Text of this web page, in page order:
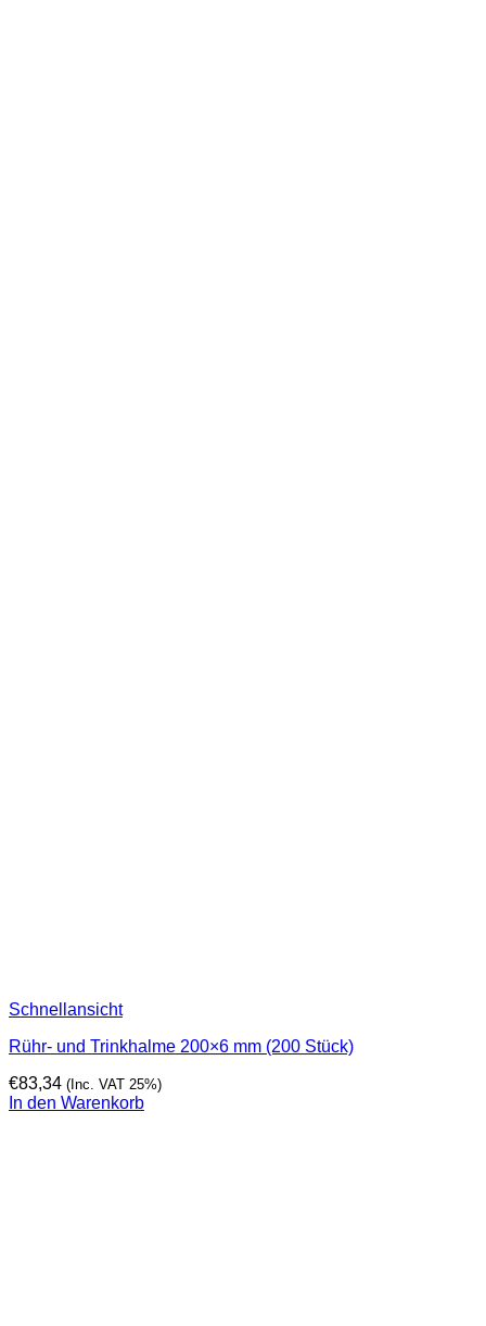
Schnellansicht
Rühr- und Trinkhalme 200×6 mm (200 Stück)
€83,34 (Inc. VAT 25%)
In den Warenkorb